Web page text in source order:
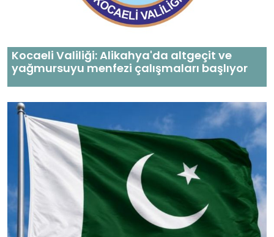
Kocaeli Valiliği: Alikahya'da altgeçit ve
yağmursuyu menfezi çalışmaları başlıyor